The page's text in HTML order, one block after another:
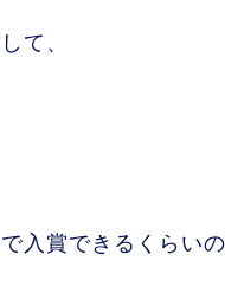
て、
入賞できるくらいの